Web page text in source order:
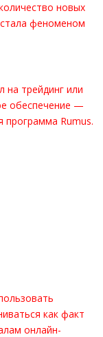
новых
стала феноменом
на трейдинг или
обеспечение —
программа Rumus.
как факт
онлайн-